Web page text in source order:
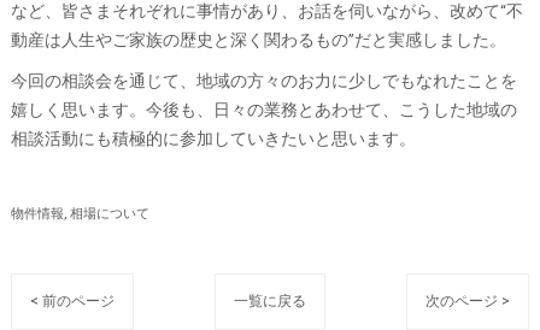
など、皆さまそれぞれに事情があり、お話を伺いながら、改めて“不
動産は人生やご家族の歴史と深く関わるもの”だと実感しました。
今回の相談会を通じて、地域の方々のお力に少しでもなれたことを
嬉しく思います。今後も、日々の業務とあわせて、こうした地域の
相談活動にも積極的に参加していきたいと思います。
物件情報 相場について
< 前のページ 一覧に戻る 次のページ >